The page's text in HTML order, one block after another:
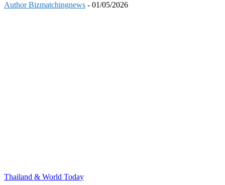
Author Bizmatchingnews - 01/05/2026
Thailand & World Today